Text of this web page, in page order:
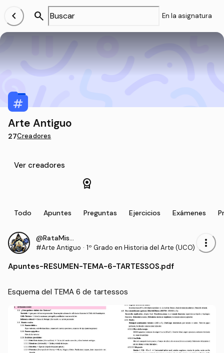
chevron_left search En la asignatura
Arte Antiguo
27Creadores
Ver creadores
license
Todo Apuntes Preguntas Ejercicios Exámenes
@RataMiserable
#Arte Antiguo · 1º Grado en Historia del Arte (UCO) more_vert
Apuntes-RESUMEN-TEMA-6-TARTESSOS.pdf
Esquema del TEMA 6 de tartessos